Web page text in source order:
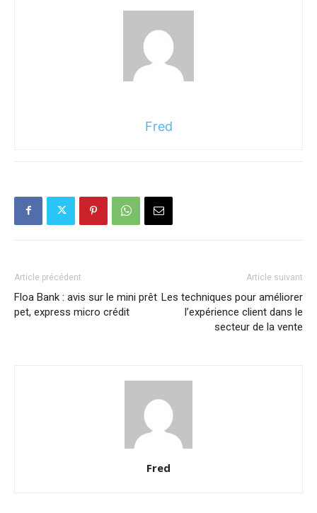
Fred
Article précédent
Floa Bank : avis sur le mini prêt
pet, express micro crédit
Article suivant
Les techniques pour améliorer
l’expérience client dans le
secteur de la vente
Fred